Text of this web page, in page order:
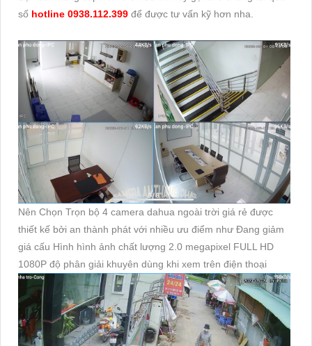
số hotline 0938.112.399 để được tư vấn kỹ hơn nha.
Nên Chọn Trọn bộ 4 camera dahua ngoài trời giá rẻ được
thiết kế bởi an thành phát với nhiều ưu điểm như Đang giảm
giá cấu Hình hình ảnh chất lượng 2.0 megapixel FULL HD
1080P độ phân giải khuyên dùng khi xem trên điện thoại